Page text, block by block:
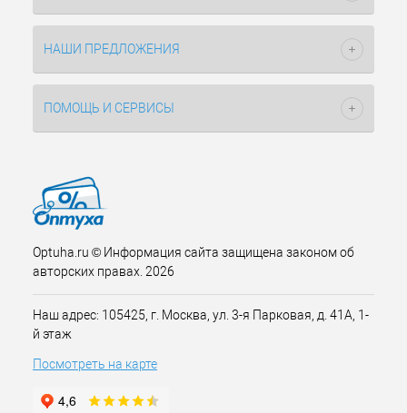
НАШИ ПРЕДЛОЖЕНИЯ
ПОМОЩЬ И СЕРВИСЫ
Optuha.ru © Информация сайта защищена законом об
авторских правах. 2026
Наш адрес: 105425, г. Москва, ул. 3-я Парковая, д. 41А, 1-
й этаж
Посмотреть на карте